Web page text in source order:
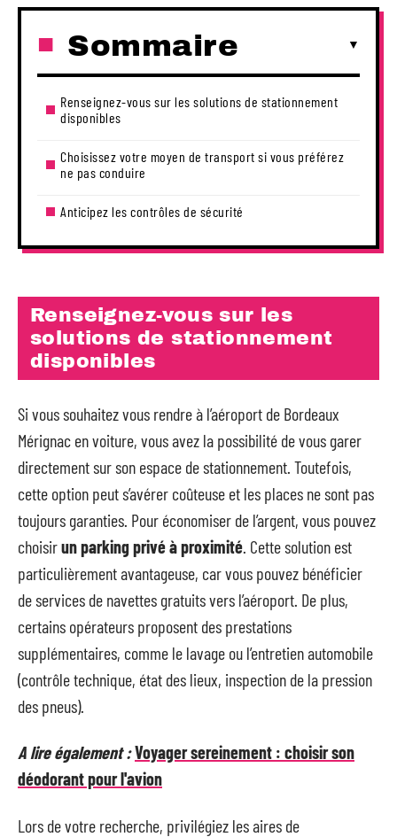
Sommaire
Renseignez-vous sur les solutions de stationnement
disponibles
Choisissez votre moyen de transport si vous préférez
ne pas conduire
Anticipez les contrôles de sécurité
Renseignez-vous sur les
solutions de stationnement
disponibles
Si vous souhaitez vous rendre à l’aéroport de Bordeaux
Mérignac en voiture, vous avez la possibilité de vous garer
directement sur son espace de stationnement. Toutefois,
cette option peut s’avérer coûteuse et les places ne sont pas
toujours garanties. Pour économiser de l’argent, vous pouvez
choisirun parking privé à proximité . Cette solution est
particulièrement avantageuse, car vous pouvez bénéficier
de services de navettes gratuits vers l’aéroport. De plus,
certains opérateurs proposent des prestations
supplémentaires, comme le lavage ou l’entretien automobile
(contrôle technique, état des lieux, inspection de la pression
des pneus).
A lire également :Voyager sereinement : choisir son
déodorant pour l'avion
Lors de votre recherche, privilégiez les aires de